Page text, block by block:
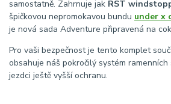
samostatně. Zahrnuje jak RST
špičkovou nepromokavou bundu under x
je nová sada Adventure připravená na
Pro vaši bezpečnost je tento komplet
obsahuje náš pokročilý systém
jezdci ještě vyšší ochranu.